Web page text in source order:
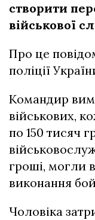
створити
військової
Про це
поліції
Командир
військових,
по 150 тисяч
гроші, могли
виконання
Чоловіка